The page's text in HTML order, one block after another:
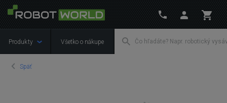
Produkty Všetko o nákupe
Späť